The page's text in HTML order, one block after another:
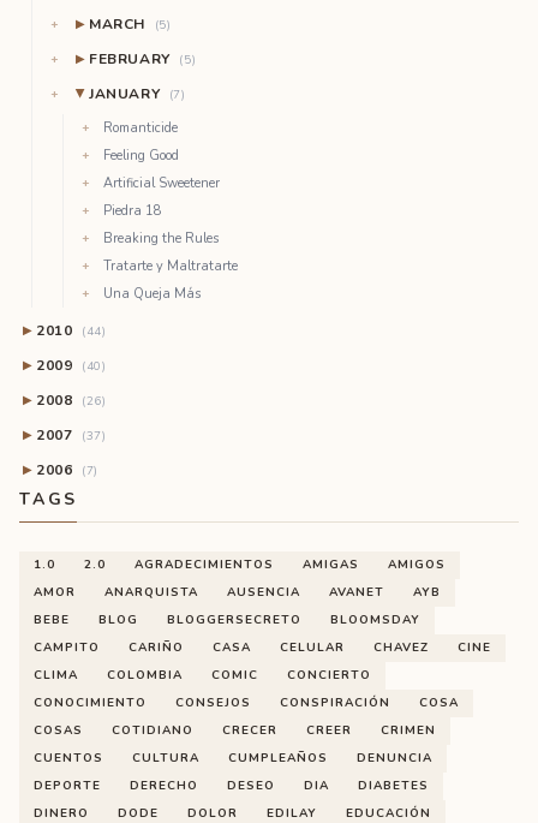
▶ MARCH (5)
▶ FEBRUARY (5)
▶ JANUARY (7)
Romanticide
Feeling Good
Artificial Sweetener
Piedra 18
Breaking the Rules
Tratarte y Maltratarte
Una Queja Más
▶ 2010 (44)
▶ 2009 (40)
▶ 2008 (26)
▶ 2007 (37)
▶ 2006 (7)
TAGS
1.0 2.0 AGRADECIMIENTOS AMIGAS
AMIGOS
AMOR
ANARQUISTA AUSENCIA AVANET
AYB
BEBE
BLOG BLOGGERSECRETO
BLOOMSDAY
CAMPITO
CARIÑO CASA CELULAR CHAVEZ
CINE
CLIMA
COLOMBIA COMIC
CONCIERTO
CONOCIMIENTO
CONSEJOS CONSPIRACIÓN
COSA
COSAS
COTIDIANO CRECER CREER
CRIMEN
CUENTOS
CULTURA CUMPLEAÑOS
DENUNCIA
DEPORTE
DERECHO DESEO DIA
DIABETES
DINERO
DODE DOLOR EDILAY
EDUCACIÓN